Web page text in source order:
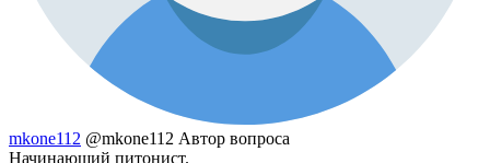
mkone112 @mkone112 Автор вопроса
Начинающий питонист.